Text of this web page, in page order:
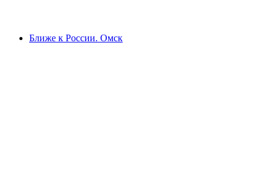
Ближе к России. Омск